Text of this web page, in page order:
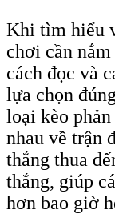
Khi tìm hiểu
chơi cần
cách đọc và
lựa chọn
loại kèo
nhau về trận
thắng thua
thắng, giúp
hơn bao giờ